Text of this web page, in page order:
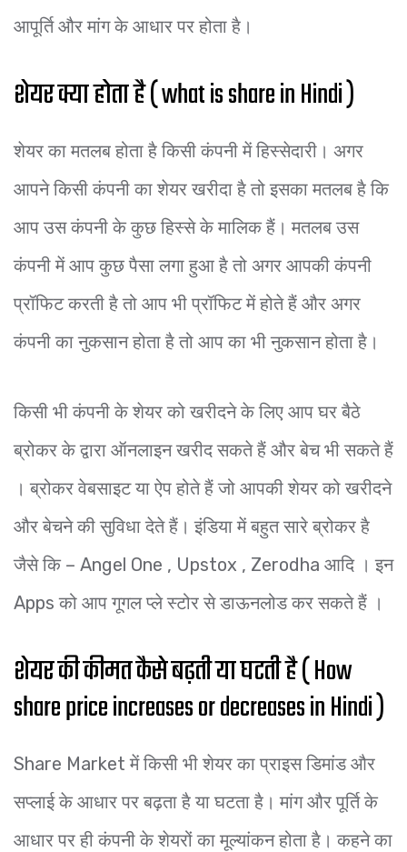
आपूर्ति और मांग के आधार पर होता है।
शेयर क्या होता है ( what is share in Hindi )
शेयर का मतलब होता है किसी कंपनी में हिस्सेदारी। अगर
आपने किसी कंपनी का शेयर खरीदा है तो इसका मतलब है कि
आप उस कंपनी के कुछ हिस्से के मालिक हैं। मतलब उस
कंपनी में आप कुछ पैसा लगा हुआ है तो अगर आपकी कंपनी
प्रॉफिट करती है तो आप भी प्रॉफिट में होते हैं और अगर
कंपनी का नुकसान होता है तो आप का भी नुकसान होता है।
किसी भी कंपनी के शेयर को खरीदने के लिए आप घर बैठे
ब्रोकर के द्वारा ऑनलाइन खरीद सकते हैं और बेच भी सकते हैं
। ब्रोकर वेबसाइट या ऐप होते हैं जो आपकी शेयर को खरीदने
और बेचने की सुविधा देते हैं। इंडिया में बहुत सारे ब्रोकर है
जैसे कि – Angel One , Upstox , Zerodha आदि । इन
Apps को आप गूगल प्ले स्टोर से डाऊनलोड कर सकते हैं ।
शेयर की कीमत कैसे बढ़ती या घटती है ( How
share price increases or decreases in Hindi )
Share Market में किसी भी शेयर का प्राइस डिमांड और
सप्लाई के आधार पर बढ़ता है या घटता है। मांग और पूर्ति के
आधार पर ही कंपनी के शेयरों का मूल्यांकन होता है। कहने का